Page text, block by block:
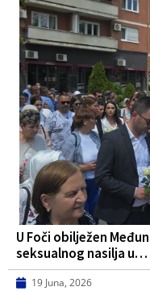
U Foči obilježen
seksualnog nasilja u…
19 Juna, 2026